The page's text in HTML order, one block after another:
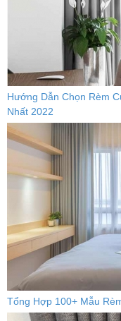
Hướng Dẫn Chọn Rèm
Nhất 2022
Tổng Hợp 100+ Mẫu